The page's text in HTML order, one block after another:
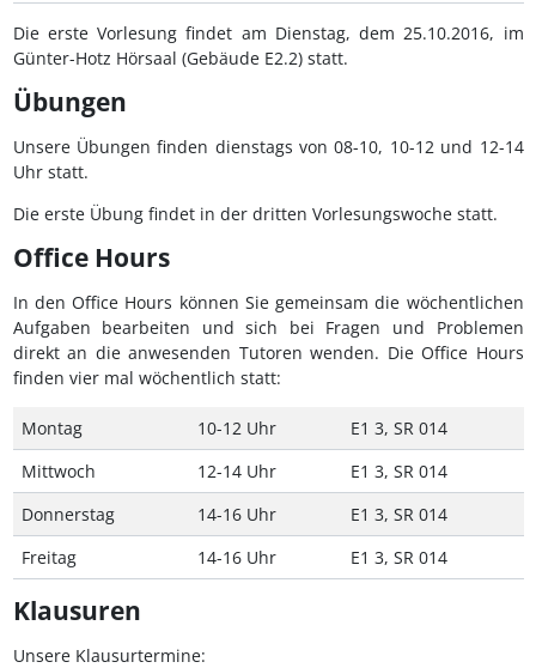
Die erste Vorlesung findet am Dienstag, dem 25.10.2016, im
Günter-Hotz Hörsaal (Gebäude E2.2) statt.
Übungen
Unsere Übungen finden dienstags von 08-10, 10-12 und 12-14
Uhr statt.
Die erste Übung findet in der dritten Vorlesungswoche statt.
Office Hours
In den Office Hours können Sie gemeinsam die wöchentlichen
Aufgaben bearbeiten und sich bei Fragen und Problemen
direkt an die anwesenden Tutoren wenden. Die Office Hours
finden vier mal wöchentlich statt:
Montag 10-12 Uhr
E1 3, SR 014
Mittwoch
12-14 Uhr
E1 3, SR 014
Donnerstag
14-16 Uhr
E1 3, SR 014
Freitag
14-16 Uhr E1 3, SR 014
Klausuren
Unsere Klausurtermine: